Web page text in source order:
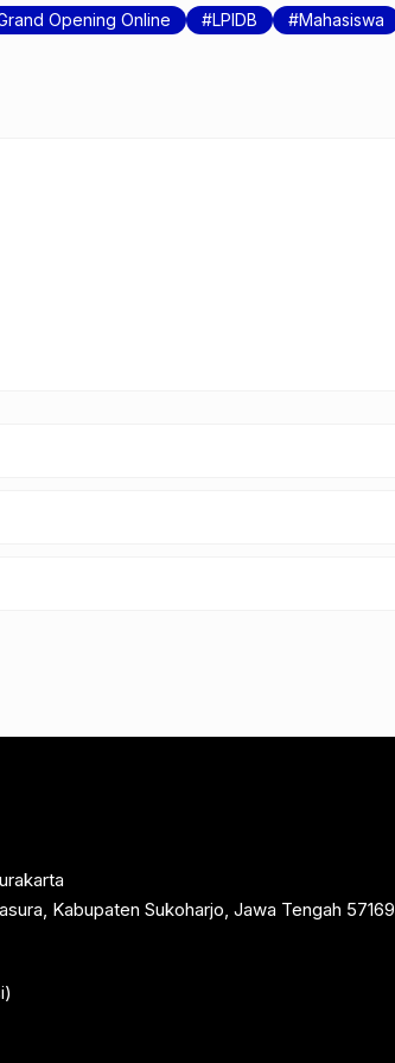
Opening Online LPIDB Mahasiswa
Kabupaten Sukoharjo, Jawa Tengah 57169